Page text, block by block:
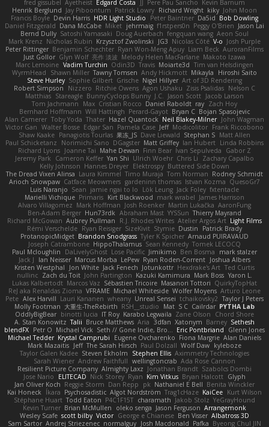
fred gissubel Ayetheist Edgard Costa JJ Pere Pau Sancho Kevin Barnum
Henrik Berglund Jay Piboontum Patrick Lowry Richard Wright kiky John Moon
Francis Boyle Devin Harris HDR Light Studio Peter Baintner Da5id Bob Dowling
Daniel Fitzgerald Dana McCabe Miket jehrmaig f1rstpers0n Peggy O'Brien Jason Lai
Bernd Dully Satoshi Yamasaki Doug Auerbach fengquan wang Aeon Soul
Mark Krenz Nicholas Rubin Krzysztof Zwolinski JG3 Nicolas Côté V-o Josh Purple
Peter Rittinger Benjamin Schechter Ryan Won-Meng Apuy Liam Beck AuroranFilms
Just Gollor Glyn Wolf 亮作 淡波 Melody Helen MacFarlane Makoto Izawa
Marc Lemoine Vadim Turchin Odin3D Travis Moiarte3d Tim van Helsdingen
WyrmHead
Shawn Miller Tawny Tomsen Andy Hickmott Mikayla
Hiroshi Saito
Steve Hurley Sophie Gilbert Grische Nigel Hillyer Art of 3D Rendering
Robert Simpson
Nizzero Ritchie Owens Agon Ushaku Zisis Psalidas Nelson C
Matthias Stareagle BunnyCyclops Bunny J.C. Jason Scott Jacob Larson
Tom Jachmann
Max Cristian Rocco Daniel Raboldt ray Zach Hoy
Bernhard Hoffmann Will Hattingh Perard-Gayot Bryan C Bojan Spasojevic
Alan Camerer Toby Yoda Thater Hazel Quantock Neil Blakey-Milner John Wagman
Victor Gan Walter Bosse Edgar San Pamela Case Jeff Modicolitor Frank Riccobono
Shaw Kaake Panagiotis Tourlas 果冻_JS Dave Liewald Stephan S Matt Allen
Paul Schicketanz
Norimichi Sano DGagster Matt Griffey Ian Hubert Linda Robbins
Richard Lyons Joanne Tai Mahe Dewan Finn Bear Ivan Sepulveda
Gabor Z
Jeremy Park
Cameron Keffer Yan Shi Ulrich Woehr Chris Li
Zachary Capalbo
Kelly Johnson Hannes Dreyer Elektrospy Buttered Side Down
The Dread Vixen Alinsa Laura Kimmel Timo Muraja Tom Norman Rodney Schmidt
Arioch Snowpaw Catface Meowmers gardeninn thomas Istvan Kozma QuesoGr7
Luis Naranjo Sean jamie ngai to lo Lök Leung Jack Foley fxtentacle
Marielli Vichique Primaris Kirt Blackwood mark wrabel James Harrison
Alvaro Villagomez Mark Hoffman Josh Roenker Martin Lukačka AaronFung
Ben-Adam Berger Hun73rdk Abraham Mast YYSSun Thierry Mayrand
Richard McGowan Aubrey Pullman R.J. Rhodes Writes Atelier Argos Art Light Films
Rémi Verschelde Ryan Reisiger SizeKivit Stymie Dustin
Patrick Brady
ProtanopicMidget Brandon Snodgrass Tyler K Spicher Arnaud PUIRAVAUD
Joseph Catrambone HippoThalamus Sean Kennedy Tomek LECOCQ
Paul Mcloughlin
DaLivelyGhost Lose Pacific Jimikimo Ben Bosma
mark stalzer
Jack J
Ian Neisser Marcus Morba LePew Ryan Roden-Corrent Joshua Albers
Kristen Westphal
Jon White Jack Fenech Jotunkottr Hexdrake's Art Ted Curtis
nullinc Zach du Toit John Partington Kazuki Kamimura Mark Boss Yaron L.
Lukas Kalbertodt Marcos Vaz Sébastien Tricoire Masanori Tottori QuirkyTopHat
ReJ aka Renaldas Zioma VFRAME Michael Whiteside Wolfer Moyens Arturo Leone
Pete Alex Harvill Lauri Kananen wheany Unreal Sensei tchaikovsky2 Taylor J Peters
Molly Footman 大重生-TheRebirth RSH__studio Mat S C Cailrdar PYTHA Lab
OddlyBigBear binotti lucia IT Roy Karabo Legwaila Zane Olson
Chord Shore
A. Stan Konowitz Talii Bruce Matthews Aria 3dfan Xatonym Barney Sethesh
blendFX Petr O Michael Vick Seth // Gone Indie, Bro... Eric Pontbriand
Glenn Jones
Michael Tedder Krystal Camprubi Eugene Ovcharenko Fiona Margrie Alan Daniels
Mark Mazaitis Jeff The Sarah Hirsch Paul Dolzall Wolf Daw kyleboze
Taylor Galen Kadee Steven Ekholm Stephen Ellis Aximmetry Technologies
Sarah Wiener Andrew Faithfull wellingtoncrab Ada Rose Cannon
Resilient Picture Company Almighty Laxz Jonathan Brandt Szabolcs Dombi
Jose Nario
ELITECAD Nick Storey Ryan Kim Vitkus Bryan Halcott Glyph
Jan Oliver Koch Reggie Storm Dan Repp pk Nathaniel E Bell Benita Winckler
Kai Honeck Íkara Psychosadistic Algot Nordström Trag1cHaze KaiCee Kurt Wilson
Stéphane Huart Todd Eaton P4C1F15T charamath Jakob Stolz YeGrayHound
Kevin Turner Brian McMullen oleko senga Jason Ferguson Arrangemonk
Wesley Scafe scott bilby Victor George e Chianese Ben Visser Albatross 3D
Sam Sartor Andrej Striezenec normalguy Josh Macdonald Pafka Byeong Chul JIN